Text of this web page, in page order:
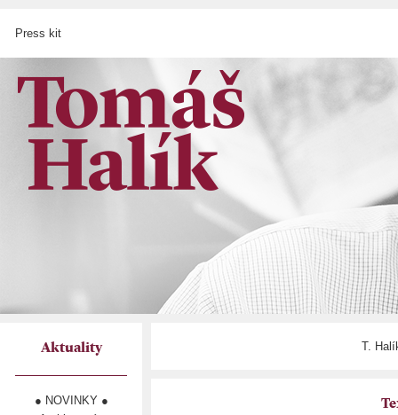
Press kit
Aktuality
● NOVINKY ●
T.